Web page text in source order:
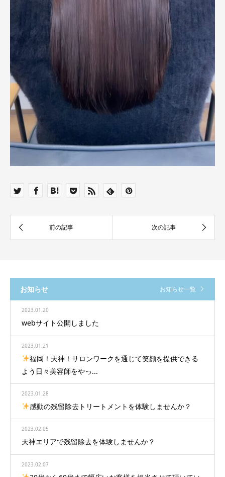
お知らせ お知らせ一覧
2023.01.20
webサイト公開しました
2023.01.21
福岡！天神！サロンワークを通じて笑顔を提供できる
よう日々美容師をやっ...
2023.01.28
感動の残留除去トリートメントを体験しませんか？
2023.02.05
天神エリアで残留除去を体験しませんか？
2023.02.07